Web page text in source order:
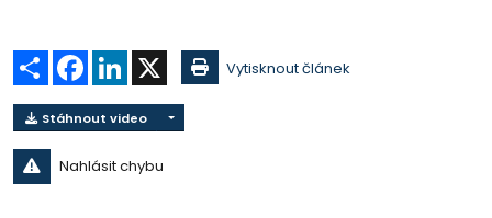
Sdílet Facebook
LinkedIn Vytisknout článek
Stáhnout video
Nahlásit chybu